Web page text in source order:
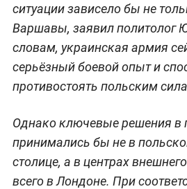
ситуации зависело бы не
Варшавы, заявил политолог
словам, украинская армия
серьёзный боевой опыт и
противостоять польским
Однако ключевые решения в
принимались бы не в
столице, а в центрах
всего в Лондоне. При